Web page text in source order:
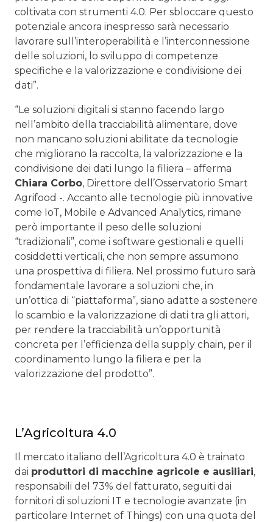
coltivata con strumenti 4.0. Per sbloccare questo
potenziale ancora inespresso sarà necessario
lavorare sull’interoperabilità e l’interconnessione
delle soluzioni, lo sviluppo di competenze
specifiche e la valorizzazione e condivisione dei
dati”.
“Le soluzioni digitali si stanno facendo largo
nell’ambito della tracciabilità alimentare, dove
non mancano soluzioni abilitate da tecnologie
che migliorano la raccolta, la valorizzazione e la
condivisione dei dati lungo la filiera – afferma
Chiara Corbo, Direttore dell’Osservatorio Smart
Agrifood -. Accanto alle tecnologie più innovative
come IoT, Mobile e Advanced Analytics, rimane
però importante il peso delle soluzioni
“tradizionali”, come i software gestionali e quelli
cosiddetti verticali, che non sempre assumono
una prospettiva di filiera. Nel prossimo futuro sarà
fondamentale lavorare a soluzioni che, in
un’ottica di “piattaforma”, siano adatte a sostenere
lo scambio e la valorizzazione di dati tra gli attori,
per rendere la tracciabilità un’opportunità
concreta per l’efficienza della supply chain, per il
coordinamento lungo la filiera e per la
valorizzazione del prodotto”.
L’Agricoltura 4.0
Il mercato italiano dell’Agricoltura 4.0 è trainato
dai produttori di macchine agricole e ausiliari,
responsabili del 73% del fatturato, seguiti dai
fornitori di soluzioni IT e tecnologie avanzate (in
particolare Internet of Things) con una quota del